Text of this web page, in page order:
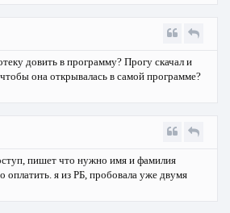
довить в программу? Прогу скачал и
она открывалась в самой программе?
пишет что нужно имя и фамилия
оплатить. я из РБ, пробовала уже двумя